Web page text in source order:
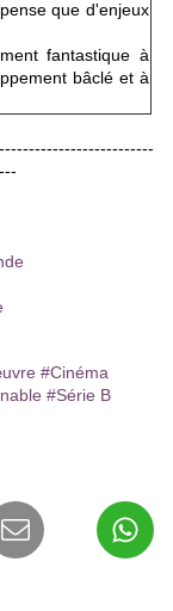
que d'enjeux
fantastique à
bâclé et à
#Cinéma
#Série B